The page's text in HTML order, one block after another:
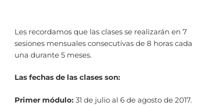
Les recordamos que las clases se realizarán en 7
sesiones mensuales consecutivas de 8 horas cada
una durante 5 meses.
Las fechas de las clases son:
Primer módulo: 31 de julio al 6 de agosto de 2017.